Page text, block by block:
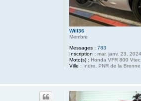
Will36
Membre
Messages : 783
Inscription : mar. janv. 23,
Moto(s) : Honda VFR 800 Vtec
Ville : Indre, PNR de la Brenne